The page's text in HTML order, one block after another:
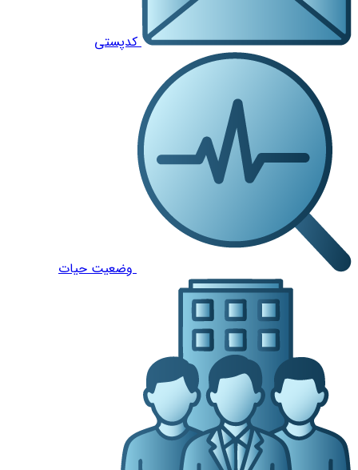
کدپستی
وضعیت حیات